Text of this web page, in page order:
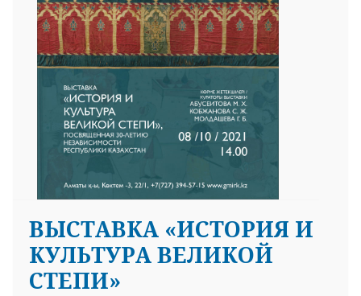
ВЫСТАВКА «ИСТОРИЯ И
КУЛЬТУРА ВЕЛИКОЙ
СТЕПИ»